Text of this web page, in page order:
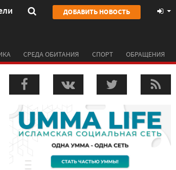
ДОБАВИТЬ НОВОСТЬ
СРЕДА ОБИТАНИЯ СПОРТ ОБРАЩЕНИЯ